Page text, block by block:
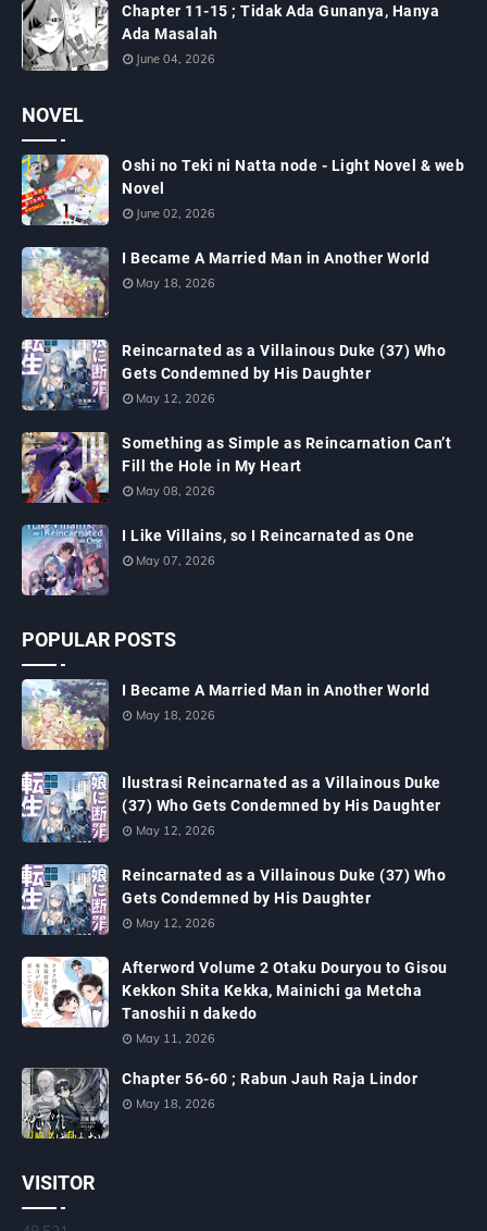
Chapter 11-15 ; Tidak Ada Gunanya, Hanya
Ada Masalah
June 04, 2026
NOVEL
Oshi no Teki ni Natta node - Light Novel & web
Novel
June 02, 2026
I Became A Married Man in Another World
May 18, 2026
Reincarnated as a Villainous Duke (37) Who
Gets Condemned by His Daughter
May 12, 2026
Something as Simple as Reincarnation Can’t
Fill the Hole in My Heart
May 08, 2026
I Like Villains, so I Reincarnated as One
May 07, 2026
POPULAR POSTS
I Became A Married Man in Another World
May 18, 2026
Ilustrasi Reincarnated as a Villainous Duke
(37) Who Gets Condemned by His Daughter
May 12, 2026
Reincarnated as a Villainous Duke (37) Who
Gets Condemned by His Daughter
May 12, 2026
Afterword Volume 2 Otaku Douryou to Gisou
Kekkon Shita Kekka, Mainichi ga Metcha
Tanoshii n dakedo
May 11, 2026
Chapter 56-60 ; Rabun Jauh Raja Lindor
May 18, 2026
VISITOR